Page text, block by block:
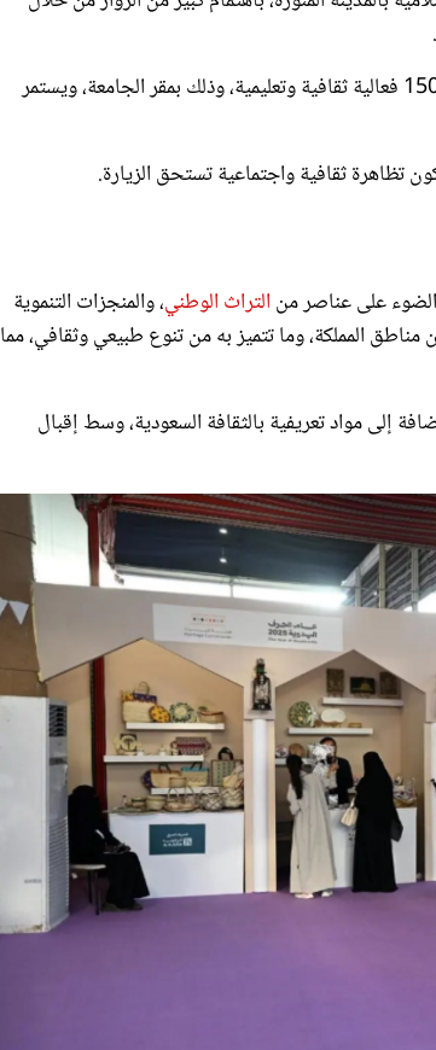
ويشارك في المهرجان هذا العام أكثر من 100 جناح ثقافي وحرفي، يُصاحبها أكثر من 150 فعالية ثقافية وتعليمية، وذلك بمقر الجامعة، ويستمر
على عناصر من التراث الوطني، والمنجزات التنموية
المملكة، وما تتميز به من تنوع طبيعي وثقافي، مما
إلى مواد تعريفية بالثقافة السعودية، وسط إقبال